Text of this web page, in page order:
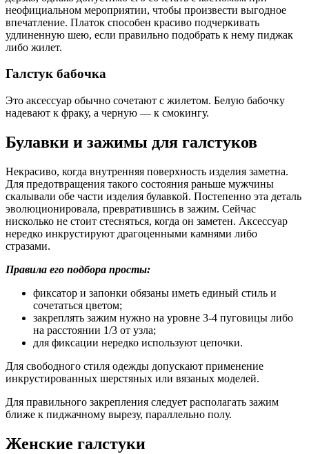
неофициальном мероприятии, чтобы произвести выгодное
впечатление. Платок способен красиво подчеркивать
удлиненную шею, если правильно подобрать к нему пиджак
либо жилет.
Галстук бабочка
Это аксессуар обычно сочетают с жилетом. Белую бабочку
надевают к фраку, а черную — к смокингу.
Булавки и зажимы для галстуков
Некрасиво, когда внутренняя поверхность изделия заметна.
Для предотвращения такого состояния раньше мужчины
скалывали обе части изделия булавкой. Постепенно эта деталь
эволюционировала, превратившись в зажим. Сейчас
нисколько не стоит стесняться, когда он заметен. Аксессуар
нередко инкрустируют драгоценными камнями либо
стразами.
Правила его подбора просты:
фиксатор и запонки обязаны иметь единый стиль и
сочетаться цветом;
закреплять зажим нужно на уровне 3-4 пуговицы либо
на расстоянии 1/3 от узла;
для фиксации нередко используют цепочки.
Для свободного стиля одежды допускают применение
инкрустированных шерстяных или вязаных моделей.
Для правильного закрепления следует располагать зажим
ближе к пиджачному вырезу, параллельно полу.
Женские галстуки